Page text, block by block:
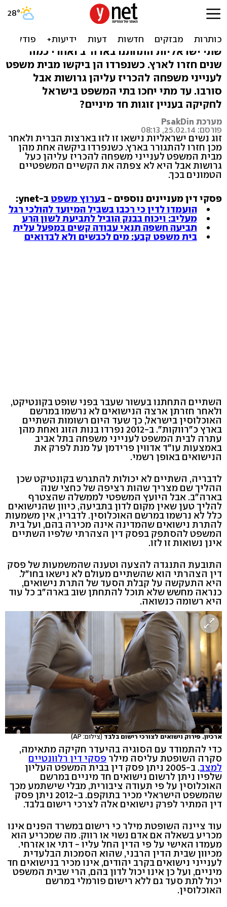
בנות זוג במלכוד: חתונה
בחו"ל, גירושים בארץ
שתי ישראליות התחתנו בארה"ב ואחרי כמה
שנים חזרו לארץ. כשנפרדו הן ביקשו מבית משפט
לענייני משפחה להכריז עליהן גרושות אבל
סורבו. עד מתי יחכו בתי המשפט בישראל
לחקיקה בעניין זוגות חד מיניים?
מערכת PsakDin
פורסם: 25.02.14, 08:13
זוג נשים ישראליות נישאו זו לזו בארצות הברית ולאחר
מכן חזרו להתגורר בארץ. כשנפרדו ביקשה אחת מהן
מבית המשפט לענייני משפחה להכריז עליהן כעל
גרושות אבל היא לא צפתה את הקשיים המשפטיים
הטמונים בכך.
פסקי דין מעניינים נוספים - בערוץ משפט ב-ynet:
הועמדו לדין כי רכבו בשביל המיועד להולכי רגל
מעליב: ויכוח בבנק הוביל לתביעת לשון הרע
תביעה חשפה תנאי עבודה קשים במפעל עלית
בית משפט קבע: מים לכבשים ולא לבדואים
השתיים התחתנו בעשור שעבר בפני שופט בקונטיקט,
ולאחר חזרתן ארצה הנישואים לא נרשמו במרשם
האוכלוסין בישראל, כך שעד היום רשומות השתיים
בארץ כ"רווקות". ב-2012 נפרדו בנות הזוג ואחת מהן
עתרה לבית המשפט לענייני משפחה בתל אביב
באמצעות עו"ד אדווין פרידמן על מנת לפרק את
הנישואים באופן רשמי.
לדבריה, השתיים לא יכולות להתגרש בקונטיקט שכן
ההליך שם מצריך שהות רציפה של כחצי שנה
בארה"ב. אבל היועץ המשפטי לממשלה שהצטרף
להליך טען שאין מקום לדון בתביעה, כיוון שהנישואים
כלל לא נרשמו במרשם האוכלוסין. לדבריו, אין משמעות
להתרת נישואים שהמדינה אינה מכירה בהם, ועל בית
המשפט להסתפק בפסק דין הצהרתי שלפיו השתיים
אינן נשואות זו לזו.
התובעת התנגדה להצעה וטענה שהמשמעות של פסק
דין הצהרתי הוא שהשתיים מעולם לא נישאו בחו"ל.
היא התעקשה על קבלת הסעד של התרת נישואים,
כנראה מחשש שלא תוכל להתחתן שוב בארה"ב כל עוד
היא רשומה כנשואה.
ארכיון. פירוק נישואים לצורכי רישום בלבד (צילום: AP)
כדי להתמודד עם הסוגיה בהיעדר חקיקה מתאימה,
סקרה השופטת עליסה מילר פסקי דין רלוונטיים
למצב . ב-2005 ניתן פסק דין בבית המשפט העליון
שלפיו ניתן לרשום נישואים חד מיניים במרשם
האוכלוסין על פי תעודה ציבורית, מבלי שישתמע מכך
שהמשפט הישראלי מכיר בתוקפם. ב-2012 ניתן פסק
דין המתיר לפרק נישואים אלה לצרכי רישום בלבד.
עוד ציינה השופטת מילר כי רישום במשרד הפנים אינו
מכריע בשאלה אם אדם נשוי או רווק. מה שמכריע הוא
מעמדו האישי על פי הדין החל עליו - דתי או אזרחי.
מכיוון שבית הדין הרבני, שהוא הסמכות הבלעדית
לענייני נישואים בקרב יהודים, אינו מכיר בנישואים חד
מיניים, ועל כן אינו יכול לדון בהם, הרי שבית המשפט
יכול לתת סעד גם ללא רישום פורמלי במרשם
האוכלוסין.